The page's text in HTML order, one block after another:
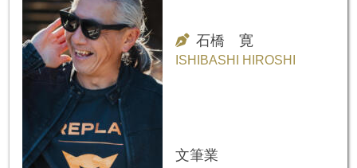
石橋 寛
ISHIBASHI HIROSHI
文筆業